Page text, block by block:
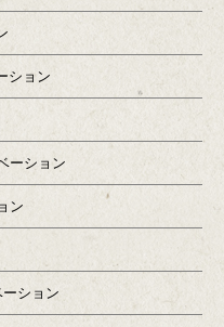
ション
ーション
ン
ション